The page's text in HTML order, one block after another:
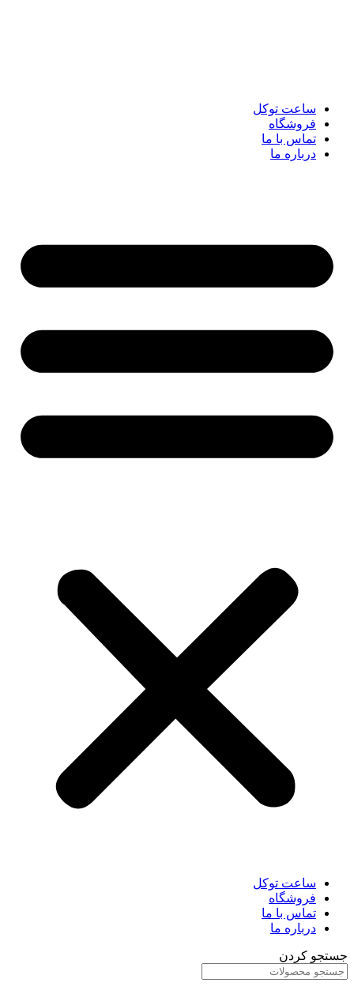
ساعت توکل
فروشگاه
تماس با ما
درباره ما
ساعت توکل
فروشگاه
تماس با ما
درباره ما
جستجو کردن